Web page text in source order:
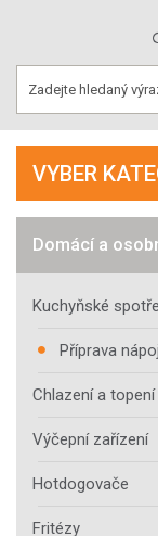
VYBER
Domácí a
Kuchyňské
Příprava
Chlazení a topení
Výčepní zařízení
Hotdogovače
Fritézy